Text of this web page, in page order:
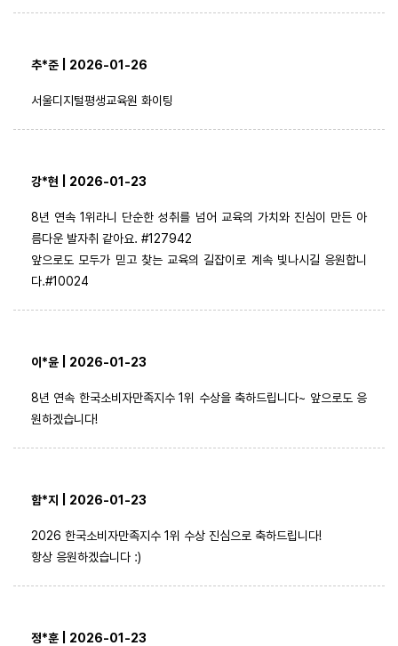
추*준 | 2026-01-26
서울디지털평생교육원 화이팅
강*현 | 2026-01-23
8년 연속 1위라니 단순한 성취를 넘어 교육의 가치와 진심이 만든 아
름다운 발자취 같아요. #127942
앞으로도 모두가 믿고 찾는 교육의 길잡이로 계속 빛나시길 응원합니
다.#10024
이*윤 | 2026-01-23
8년 연속 한국소비자만족지수 1위 수상을 축하드립니다~ 앞으로도 응
원하겠습니다!
함*지 | 2026-01-23
2026 한국소비자만족지수 1위 수상 진심으로 축하드립니다!
항상 응원하겠습니다 :)
정*훈 | 2026-01-23